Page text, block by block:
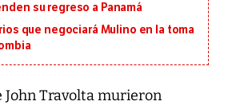
su regreso a Panamá
que negociará Mulino en la toma
John Travolta murieron